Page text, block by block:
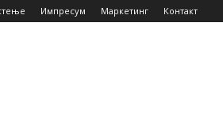
Импресум Маркетинг Контакт